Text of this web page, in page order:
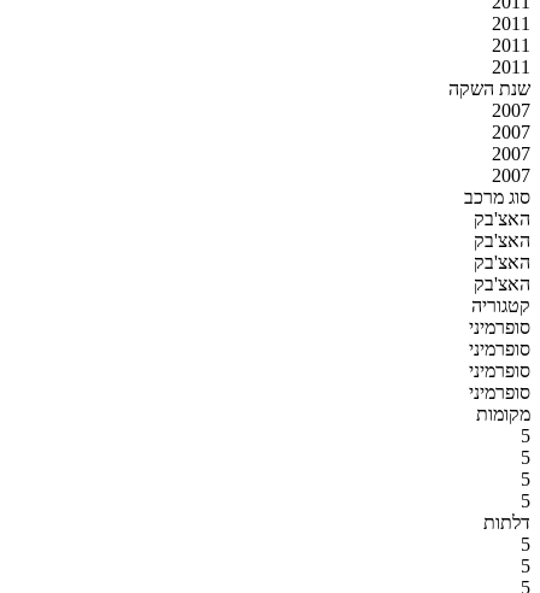
2011
2011
2011
שנת השקה
2007
2007
2007
2007
סוג מרכב
האצ'בק
האצ'בק
האצ'בק
האצ'בק
קטגוריה
סופרמיני
סופרמיני
סופרמיני
סופרמיני
מקומות
5
5
5
5
דלתות
5
5
5